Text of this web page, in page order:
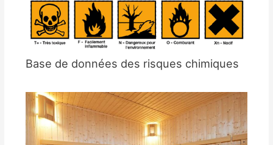
Base de données des risques chimiques